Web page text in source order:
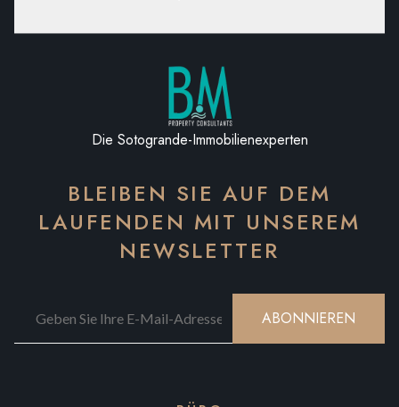
Die Sotogrande-Immobilienexperten
BLEIBEN SIE AUF DEM
LAUFENDEN MIT UNSEREM
NEWSLETTER
ABONNIEREN